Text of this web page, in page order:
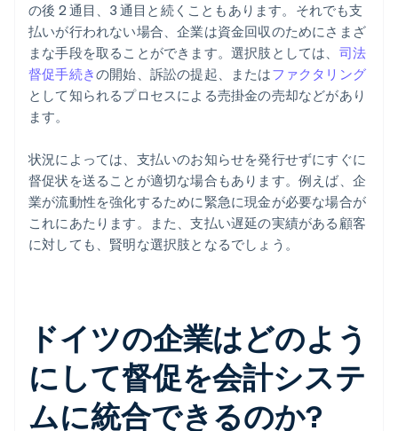
の後 2 通目、3 通目と続くこともあります。それでも支
払いが行われない場合、企業は資金回収のためにさまざ
まな手段を取ることができます。選択肢としては、 司法
督促手続きの開始、訴訟の提起、またはファクタリング
として知られるプロセスによる売掛金の売却などがあり
ます。
状況によっては、支払いのお知らせを発行せずにすぐに
督促状を送ることが適切な場合もあります。例えば、企
業が流動性を強化するために緊急に現金が必要な場合が
これにあたります。また、支払い遅延の実績がある顧客
に対しても、賢明な選択肢となるでしょう。
ドイツの企業はどのよう
にして督促を会計システ
ムに統合できるのか?